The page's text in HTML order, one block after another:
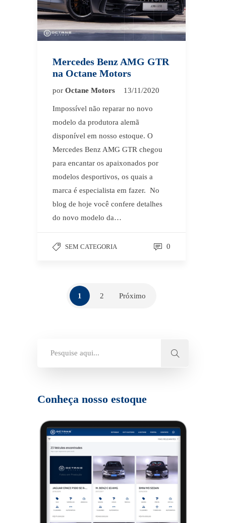
Mercedes Benz AMG GTR
na Octane Motors
por Octane Motors 13/11/2020
Impossível não reparar no novo
modelo da produtora alemã
disponível em nosso estoque. O
Mercedes Benz AMG GTR chegou
para encantar os apaixonados por
modelos desportivos, os quais a
marca é especialista em fazer. No
blog de hoje você confere detalhes
do novo modelo da…
SEM CATEGORIA 0
1 2 Próximo
Conheça nosso estoque